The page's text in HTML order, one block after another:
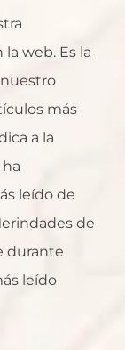
web. Es la
más
a la
leído de
de
durante
leído